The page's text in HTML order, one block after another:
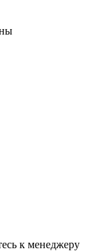
к менеджеру